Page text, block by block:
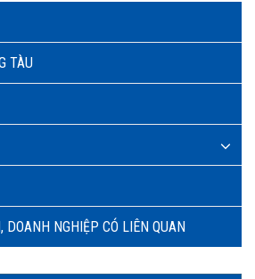
TÀU
DOANH NGHIỆP CÓ LIÊN QUAN